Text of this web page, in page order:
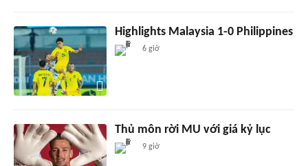
Highlights Malaysia 1-0 Philippines
6 giờ
Thủ môn rời MU với giá kỷ lục
9 giờ